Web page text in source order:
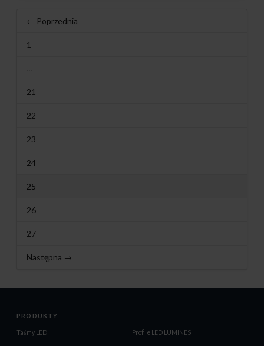
← Poprzednia
1
21
22
23
24
25
26
27
Następna →
PRODUKTY
Taśmy LED Profile LED LUMINES